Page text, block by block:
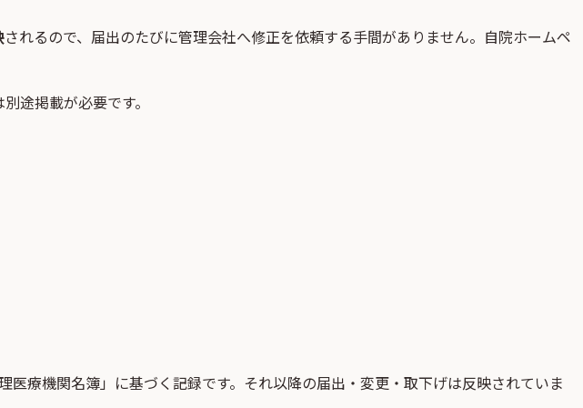
されるので、届出のたびに管理会社へ修正を依頼する手間がありません。自院ホームペ
途掲載が必要です。
医療機関名簿」 に基づく記録です。それ以降の届出・変更・取下げは反映されていま